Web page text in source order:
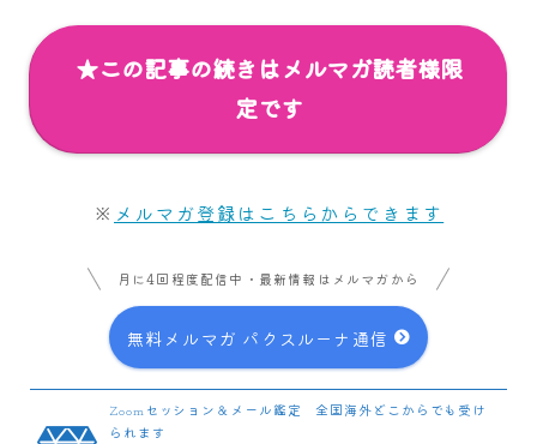
★この記事の続きはメルマガ読者様限
定です
※ メルマガ登録はこちらからできます
月に4回程度配信中・最新情報はメルマガから
無料メルマガ パクスルーナ通信
Zoomセッション＆メール鑑定 全国海外どこからでも受け
られます